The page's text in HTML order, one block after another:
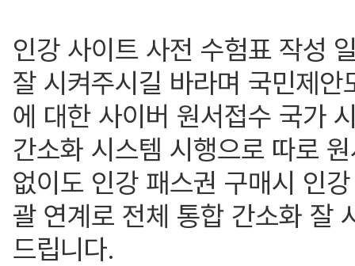
인강 사이트 사전 수험표 작성
잘 시켜주시길 바라며 국민제
에 대한 사이버 원서접수 국가
간소화 시스템 시행으로 따로
없이도 인강 패스권 구매시 인
괄 연계로 전체 통합 간소화 잘
드립니다.